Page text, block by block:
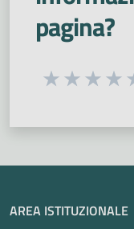
pagina?
Seleziona
AREA ISTITUZIONALE